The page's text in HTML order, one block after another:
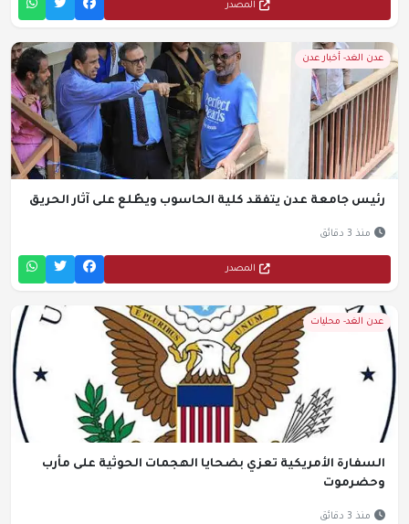
المصدر
عدن الغد- أخبار عدن
رئيس جامعة عدن يتفقد كلية الحاسوب ويطّلع على آثار الحريق
منذ 3 دقائق
المصدر
عدن الغد- محليات
السفارة الأمريكية تعزي بضحايا الهجمات الحوثية على مأرب
وحضرموت
منذ 3 دقائق